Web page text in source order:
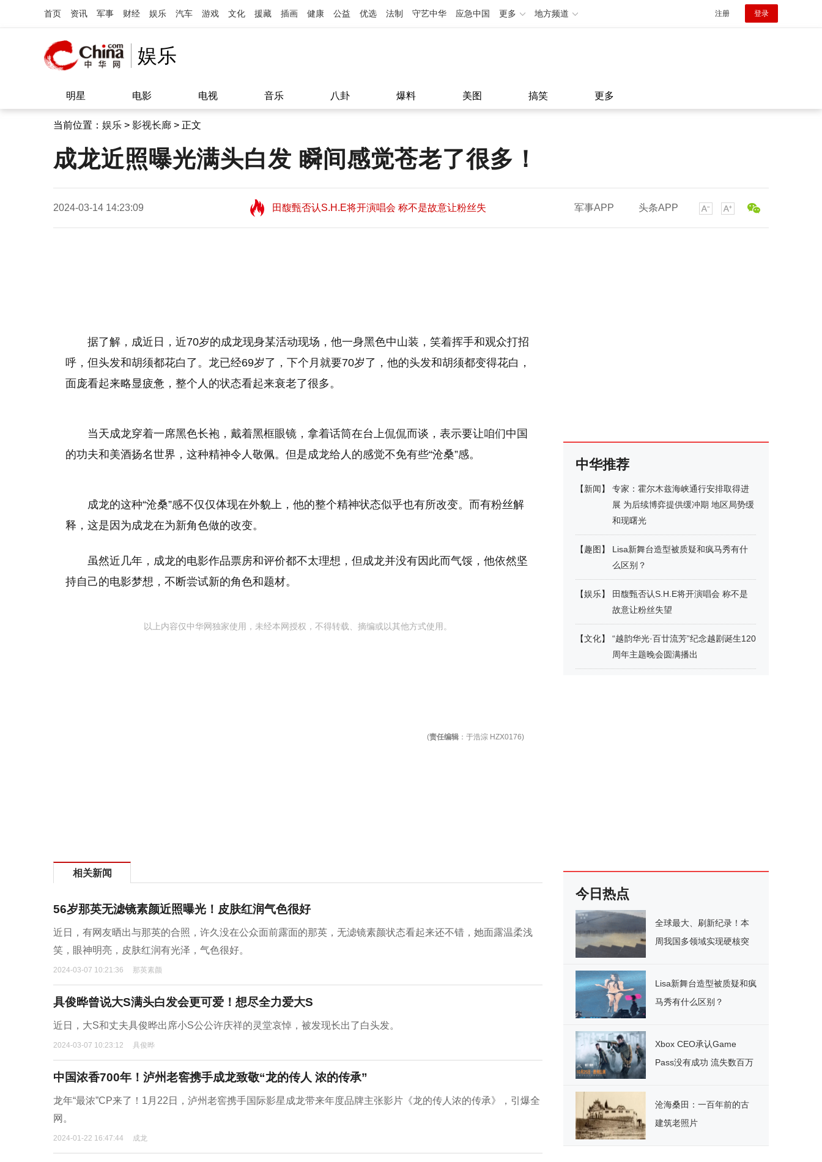
首页 资讯 军事 财经 娱乐 汽车 游戏 文化 援藏 插画 健康 公益 优选 法制 守艺中华 应急中国 更多 地方频道 注册 登录
娱乐
明星 电影 电视 音乐 八卦 爆料 美图 搞笑 更多
当前位置： 娱乐 > 影视长廊 > 正文
成龙近照曝光满头白发 瞬间感觉苍老了很多！
2024-03-14 14:23:09
田馥甄否认S.H.E将开演唱会 称不是故意让粉丝失
望11:08
田馥甄否认S.H.E将开演唱会 称不是故意让粉丝失
军事APP 头条APP
据了解，成近日，近70岁的成龙现身某活动现场，他一身黑色中山装，笑着挥手和观众打招
呼，但头发和胡须都花白了。龙已经69岁了，下个月就要70岁了，他的头发和胡须都变得花白，
面庞看起来略显疲惫，整个人的状态看起来衰老了很多。
当天成龙穿着一席黑色长袍，戴着黑框眼镜，拿着话筒在台上侃侃而谈，表示要让咱们中国
的功夫和美酒扬名世界，这种精神令人敬佩。但是成龙给人的感觉不免有些“沧桑”感。
成龙的这种“沧桑”感不仅仅体现在外貌上，他的整个精神状态似乎也有所改变。而有粉丝解
释，这是因为成龙在为新角色做的改变。
虽然近几年，成龙的电影作品票房和评价都不太理想，但成龙并没有因此而气馁，他依然坚
持自己的电影梦想，不断尝试新的角色和题材。
以上内容仅中华网独家使用，未经本网授权，不得转载、摘编或以其他方式使用。
(责任编辑 ：于浩淙 HZX0176)
相关新闻
56岁那英无滤镜素颜近照曝光！皮肤红润气色很好
近日，有网友晒出与那英的合照，许久没在公众面前露面的那英，无滤镜素颜状态看起来还不错，她面露温柔浅
笑，眼神明亮，皮肤红润有光泽，气色很好。
2024-03-07 10:21:36 那英素颜
具俊晔曾说大S满头白发会更可爱！想尽全力爱大S
近日，大S和丈夫具俊晔出席小S公公许庆祥的灵堂哀悼，被发现长出了白头发。
2024-03-07 10:23:12 具俊晔
中国浓香700年！泸州老窖携手成龙致敬“龙的传人 浓的传承”
龙年“最浓”CP来了！1月22日，泸州老窖携手国际影星成龙带来年度品牌主张影片《龙的传人浓的传承》，引爆全
网。
2024-01-22 16:47:44 成龙
中华推荐
【新闻】
专家：霍尔木兹海峡通行安排取得进
展 为后续博弈提供缓冲期 地区局势缓
和现曙光
【趣图 】
Lisa新舞台造型被质疑和疯马秀有什
么区别？
【娱乐】
田馥甄否认S.H.E将开演唱会 称不是
故意让粉丝失望
【文化】
“越韵华光·百廿流芳”纪念越剧诞生120
周年主题晚会圆满播出
今日热点
全球最大、刷新纪录！本
周我国多领域实现硬核突
Lisa新舞台造型被质疑和疯
马秀有什么区别？
Xbox CEO承认Game
Pass没有成功 流失数百万
沧海桑田：一百年前的古
建筑老照片